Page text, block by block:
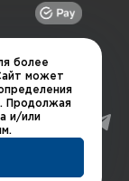
более
может
Продолжая
и/или